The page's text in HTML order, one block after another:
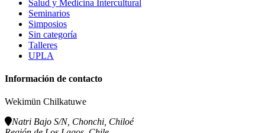
Salud y Medicina Intercultural
Seminarios
Simposios
Sin categoría
Talleres
UPLA
Información de contacto
Wekimün Chilkatuwe
Natri Bajo S/N, Chonchi, Chiloé